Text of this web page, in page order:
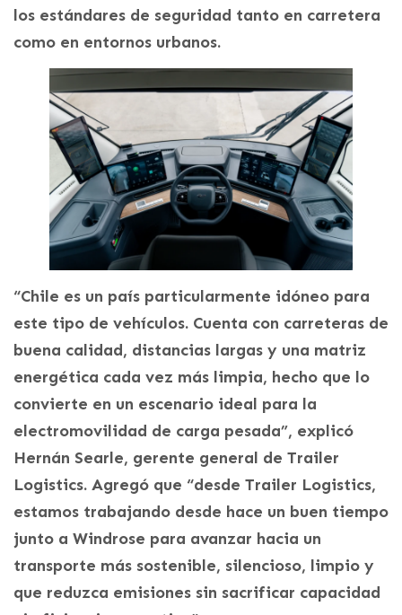
los estándares de seguridad tanto en carretera
como en entornos urbanos.
“Chile es un país particularmente idóneo para
este tipo de vehículos. Cuenta con carreteras de
buena calidad, distancias largas y una matriz
energética cada vez más limpia, hecho que lo
convierte en un escenario ideal para la
electromovilidad de carga pesada”, explicó
Hernán Searle, gerente general de Trailer
Logistics. Agregó que “desde Trailer Logistics,
estamos trabajando desde hace un buen tiempo
junto a Windrose para avanzar hacia un
transporte más sostenible, silencioso, limpio y
que reduzca emisiones sin sacrificar capacidad